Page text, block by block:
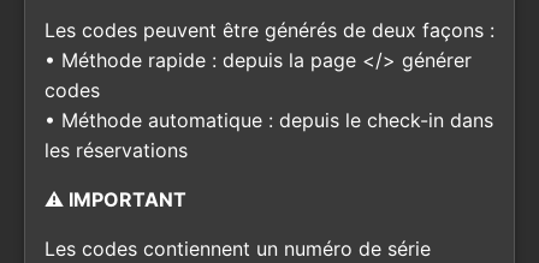
Les codes peuvent être générés de deux façons :
• Méthode rapide : depuis la page </> générer
codes
• Méthode automatique : depuis le check-in dans
les réservations
⚠️ IMPORTANT
Les codes contiennent un numéro de série